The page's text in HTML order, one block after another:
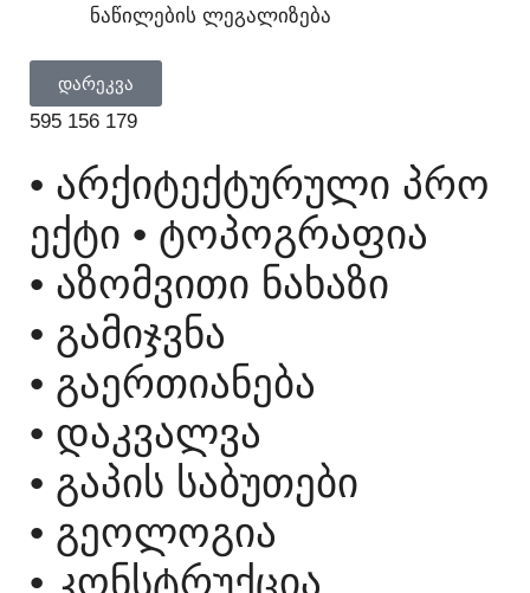
ᲜᲐᲬᲘᲚᲔᲑᲘᲡ ᲚᲔᲒᲐᲚᲘᲖᲔᲑᲐ
ᲓᲐᲠᲔᲙᲕᲐ
595 156 179
• ᲐᲠᲥᲘᲢᲔᲥᲢᲣᲠᲣᲚᲘ ᲞᲠᲝ
ᲔᲥᲢᲘ • ᲢᲝᲞᲝᲒᲠᲐᲤᲘᲐ
• ᲐᲖᲝᲛᲕᲘᲗᲘ ᲜᲐᲮᲐᲖᲘ
• ᲒᲐᲛᲘᲯᲕᲜᲐ
• ᲒᲐᲔᲠᲗᲘᲐᲜᲔᲑᲐ
• ᲓᲐᲙᲕᲐᲚᲕᲐ
• ᲒᲐᲞᲘᲡ ᲡᲐᲑᲣᲗᲔᲑᲘ
• ᲒᲔᲝᲚᲝᲒᲘᲐ
• ᲙᲝᲜᲡᲢᲠᲣᲥᲪᲘᲐ